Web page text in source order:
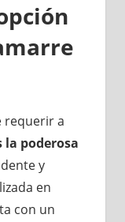
requerir a
la poderosa
y
en
con un